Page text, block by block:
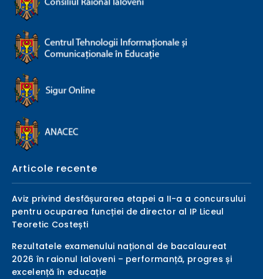
Articole recente
Aviz privind desfășurarea etapei a II-a a concursului
pentru ocuparea funcției de director al IP Liceul
Teoretic Costești
Rezultatele examenului național de bacalaureat
2026 în raionul Ialoveni – performanță, progres și
excelență în educație